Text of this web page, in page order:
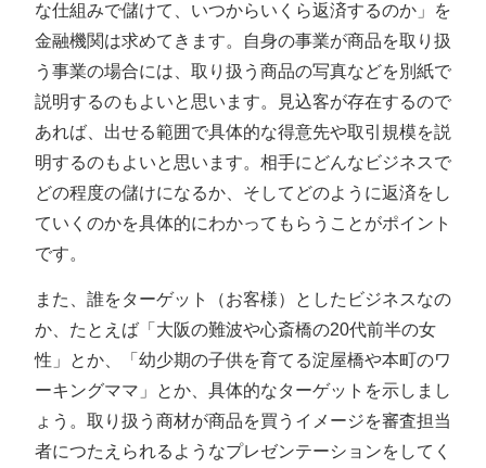
な仕組みで儲けて、いつからいくら返済するのか」を
金融機関は求めてきます。自身の事業が商品を取り扱
う事業の場合には、取り扱う商品の写真などを別紙で
説明するのもよいと思います。見込客が存在するので
あれば、出せる範囲で具体的な得意先や取引規模を説
明するのもよいと思います。相手にどんなビジネスで
どの程度の儲けになるか、そしてどのように返済をし
ていくのかを具体的にわかってもらうことがポイント
です。
また、誰をターゲット（お客様）としたビジネスなの
か、たとえば「大阪の難波や心斎橋の20代前半の女
性」とか、「幼少期の子供を育てる淀屋橋や本町のワ
ーキングママ」とか、具体的なターゲットを示しまし
ょう。取り扱う商材が商品を買うイメージを審査担当
者につたえられるようなプレゼンテーションをしてく